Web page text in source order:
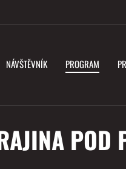
NÁVŠTĚVNÍK PROGRAM
POD